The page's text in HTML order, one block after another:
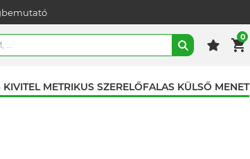
0
METRIKUS SZERELŐFALAS KÜLSŐ MENET